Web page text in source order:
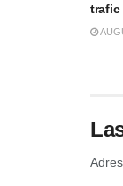
trafic